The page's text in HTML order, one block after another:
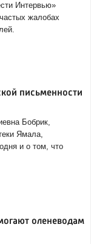
Интервью»
жалобах
письменности
Бобрик,
Ямала,
и о том, что
оленеводам